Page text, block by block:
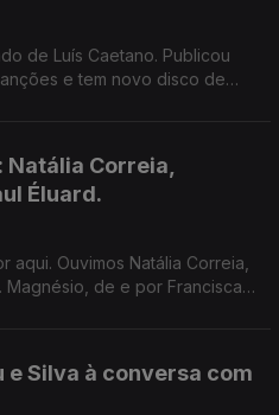
de Luís Caetano. Publicou
e tem novo disco de
Correia,
Éluard.
aqui. Ouvimos Natália Correia,
Magnésio, de e por Francisca
e Silva à conversa com